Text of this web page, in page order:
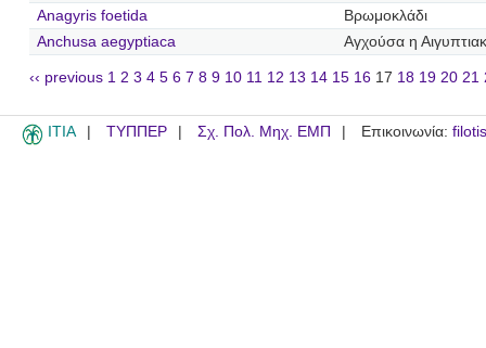
Anagyris foetida
Βρωμοκλάδι
Anchusa aegyptiaca
Αγχούσα η
‹‹ previous 1 2 3 4 5 6 7 8 9 10 11 12 13 14 15 16 17 18 19 20 21
ITIA ΤΥΠΠΕΡ Σχ. Πολ. Μηχ. ΕΜΠ Επικοινωνία: